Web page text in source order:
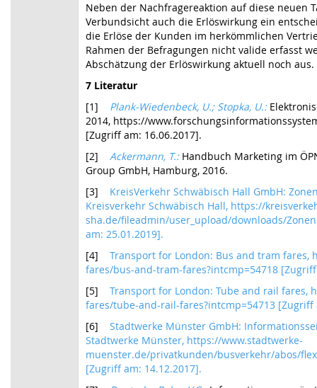
Neben der Nachfragereaktion auf diese neuen
Verbundsicht auch die Erlöswirkung ein
die Erlöse der Kunden im herkömmlichen
Rahmen der Befragungen nicht valide erfasst
Abschätzung der Erlöswirkung aktuell noch aus.
7 Literatur
[1] Plank-Wiedenbeck, U.; Stopka, U.:
2014, https://
[Zugriff am: 16.06.2017].
[2] Ackermann, T.: Handbuch Marketing im
Group GmbH, Hamburg, 2016.
[3] KreisVerkehr Schwäbisch Hall GmbH:
Kreisverkehr Schwäbisch Hall, https://
sha.de/fileadmin/user_upload/downloads/
am: 25.01.2019].
[4] Transport for London: Bus and tram fares,
fares/bus-and-tram-fares?intcmp=54718
[5] Transport for London: Tube and rail fares,
fares/tube-and-rail-fares?intcmp=54713 [Zugriff
[6] Stadtwerke Münster GmbH:
Stadtwerke Münster, https://www.stadtwerke-
muenster.de/privatkunden/busverkehr/abos/
[Zugriff am: 14.12.2017].